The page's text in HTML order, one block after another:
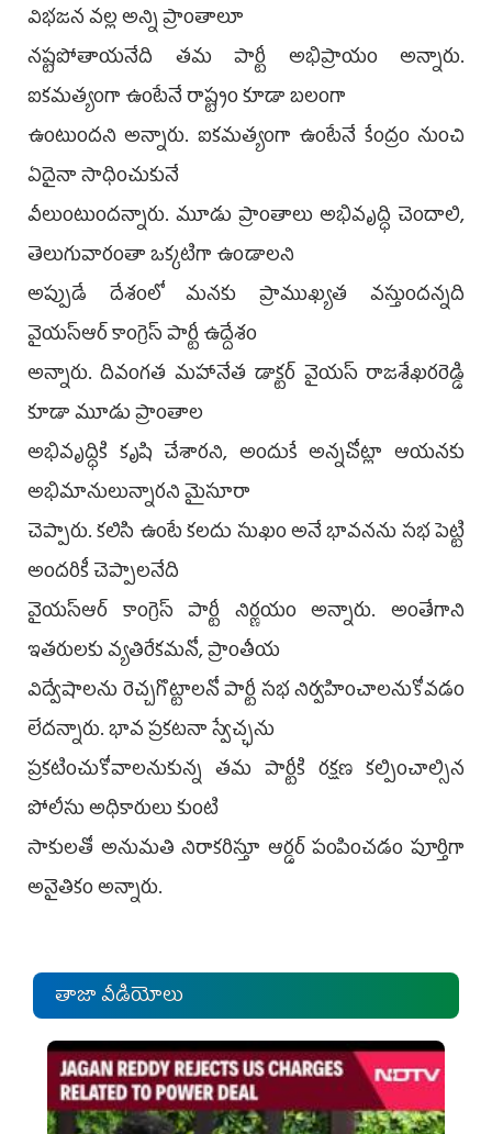
విభజన వల్ల అన్ని ప్రాంతాలూ
నష్టపోతాయనేది తమ పార్టీ అభిప్రాయం అన్నారు.
ఐకమత్యంగా ఉంటేనే రాష్ట్రం కూడా బలంగా
ఉంటుందని అన్నారు. ఐకమత్యంగా ఉంటేనే కేంద్రం నుంచి
ఏదైనా సాధించుకునే
వీలుంటుందన్నారు. మూడు ప్రాంతాలు అభివృద్ధి చెందాలి,
తెలుగువారంతా ఒక్కటిగా ఉండాలని
అప్పుడే దేశంలో మనకు ప్రాముఖ్యత వస్తుందన్నది
వైయస్ఆర్ కాంగ్రెస్ పార్టీ ఉద్దేశం
అన్నారు. దివంగత మహానేత డాక్టర్ వైయస్ రాజశేఖరరెడ్డి
కూడా మూడు ప్రాంతాల
అభివృద్ధికి కృషి చేశారని, అందుకే అన్నచోట్లా ఆయనకు
అభిమానులున్నారని మైసూరా
చెప్పారు. కలిసి ఉంటే కలదు సుఖం అనే భావనను సభ పెట్టి
అందరికీ చెప్పాలనేది
వైయస్ఆర్ కాంగ్రెస్ పార్టీ నిర్ణయం అన్నారు. అంతేగాని
ఇతరులకు వ్యతిరేకమనో, ప్రాంతీయ
విద్వేషాలను రెచ్చగొట్టాలనో పార్టీ సభ నిర్వహించాలనుకోవడం
లేదన్నారు. భావ ప్రకటనా స్వేచ్ఛను
ప్రకటించుకోవాలనుకున్న తమ పార్టీకి రక్షణ కల్పించాల్సిన
పోలీసు అధికారులు కుంటి
సాకులతో అనుమతి నిరాకరిస్తూ ఆర్డర్ పంపించడం పూర్తిగా
అనైతికం అన్నారు.
తాజా వీడియోలు